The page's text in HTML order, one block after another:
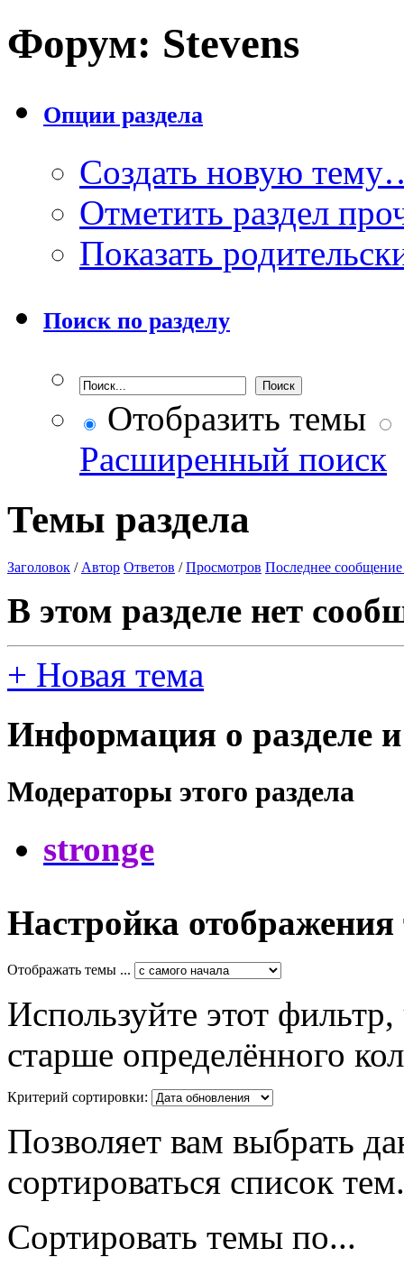
Форум: Stevens
Опции раздела
Создать новую
Отметить раздел
Показать
Поиск по разделу
Отобразить темы
Расширенный поиск
Темы раздела
Заголовок / Автор Ответов /Просмотров Последнее сообщение
В этом разделе нет
+ Новая тема
Информация о разделе
Модераторы этого раздела
stronge
Настройка отображения
Отображать темы ...
Используйте этот
старше определённого
Критерий сортировки:
Позволяет вам выбрать
сортироваться список тем.
Сортировать темы по...